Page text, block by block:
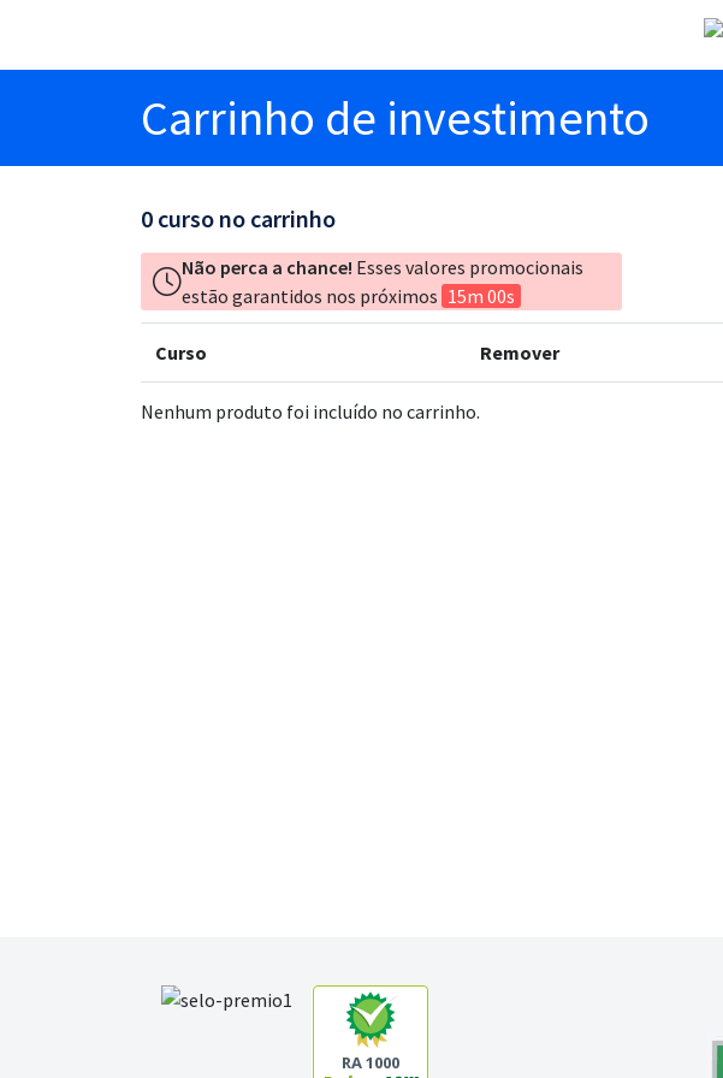
Carrinho de investimento
0 curso no carrinho
Não perca a chance! Esses valores promocionais
estão garantidos nos próximos 15m 00s
Curso Remover
Nenhum produto foi incluído no carrinho.
RA 1000